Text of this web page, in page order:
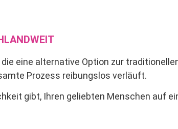
eine alternative Option zur
Prozess reibungslos verläuft.
gibt, Ihren geliebten Menschen auf